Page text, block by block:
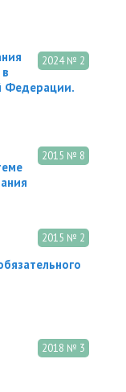
2024 № 2
Федерации.
2015 № 8
2015 № 2
2018 № 3